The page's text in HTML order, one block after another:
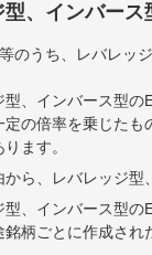
型、インバー
のうち、レバレッ
型、インバース型
定の倍率を乗じた
ます。
から、レバレッジ
型、インバース型
銘柄ごとに作成さ